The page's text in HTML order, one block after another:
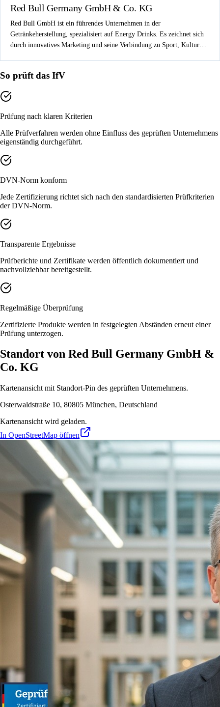
Red Bull Germany GmbH & Co. KG
Red Bull GmbH ist ein führendes Unternehmen in der
Getränkeherstellung, spezialisiert auf Energy Drinks. Es zeichnet sich
durch innovatives Marketing und seine Verbindung zu Sport, Kultur
So prüft das IfV
Prüfung nach klaren Kriterien
Alle Prüfverfahren werden ohne Einfluss des geprüften Unternehmens
eigenständig durchgeführt.
DVN-Norm konform
Jede Zertifizierung richtet sich nach den standardisierten Prüfkriterien
der DVN-Norm.
Transparente Ergebnisse
Prüfberichte und Zertifikate werden öffentlich dokumentiert und
nachvollziehbar bereitgestellt.
Regelmäßige Überprüfung
Zertifizierte Produkte werden in festgelegten Abständen erneut einer
Prüfung unterzogen.
Standort von Red Bull Germany GmbH &
Co. KG
Kartenansicht mit Standort-Pin des geprüften Unternehmens.
Osterwaldstraße 10, 80805 München, Deutschland
Kartenansicht wird geladen.
In OpenStreetMap öffnen